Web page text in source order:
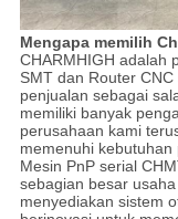
Mengapa memilih
CHARMHIGH adalah
SMT dan Router
penjualan sebagai
memiliki banyak
perusahaan kami
memenuhi kebutuhan
Mesin PnP serial
sebagian besar
menyediakan sistem